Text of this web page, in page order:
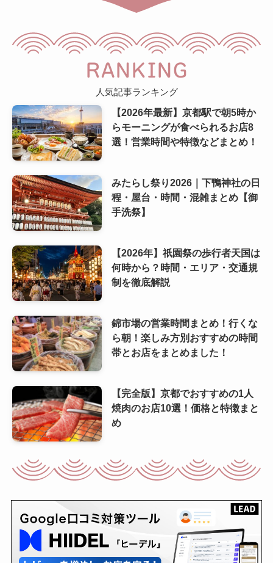
RANKING
人気記事ランキング
【2026年最新】京都駅で朝5時か
らモーニングが食べられるお店8
選！営業時間や特徴などまとめ！
みたらし祭り2026｜下鴨神社の日
程・屋台・時間・混雑まとめ【御
手洗祭】
【2026年】祇園祭の歩行者天国は
何時から？時間・エリア・交通規
制を徹底解説
錦市場の営業時間まとめ！行くな
ら朝！楽しみ方別おすすめの時間
帯とお店をまとめました！
【完全版】京都でおすすめの1人
焼肉のお店10選！価格と特徴まと
め